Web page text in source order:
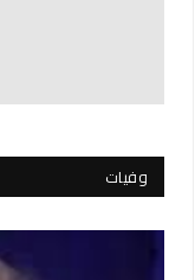
وفيات